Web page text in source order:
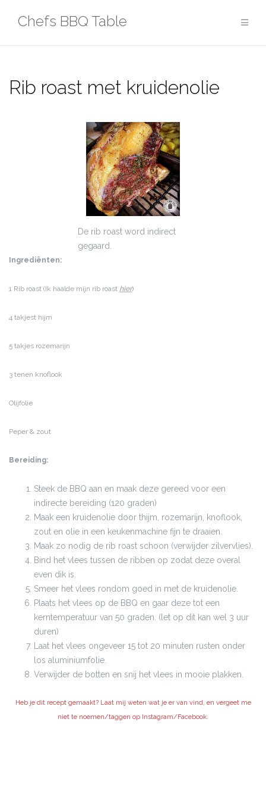
Chefs BBQ Table
Rib roast met kruidenolie
De rib roast word indirect
gegaard.
Ingrediënten:
1 Rib roast (Ik haalde mijn rib roast hier)
4 takjest hijm
5 takjes rozemarijn
3 tenen knoflook
Olijfolie
Peper & zout
Bereiding:
Steek de BBQ aan en maak deze gereed voor een
indirecte bereiding (120 graden)
Maak een kruidenolie door thijm, rozemarijn, knoflook,
zout en olie in een keukenmachine fijn te draaien.
Maak zo nodig de rib roast schoon (verwijder zilvervlies).
Bind het vlees tussen de ribben op zodat deze overal
even dik is.
Smeer het vlees rondom goed in met de kruidenolie.
Plaats het vlees op de BBQ en gaar deze tot een
kerntemperatuur van 50 graden. (let op dit kan wel 3 uur
duren)
Laat het vlees ongeveer 15 tot 20 minuten rusten onder
los aluminiumfolie.
Verwijder de botten en snij het vlees in mooie plakken.
Heb je dit recept gemaakt? Laat mij weten wat je er van vind, en vergeet me
niet te noemen/taggen op Instagram/Facebook.